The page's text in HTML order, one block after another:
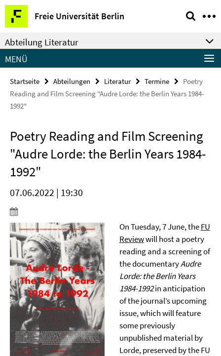
Springe
direkt
zu
Inhalt
Freie Universität Berlin
Service-
Navigation
Abteilung Literatur
MENÜ
Startseite Abteilungen Literatur Termine
Poetry
Reading and Film Screening "Audre Lorde: the Berlin Years 1984-
1992"
Poetry Reading and Film Screening
"Audre Lorde: the Berlin Years 1984-
1992"
07.06.2022 | 19:30
On Tuesday, 7 June, theFU
Reviewwill host a poetry
reading and a screening of
the documentaryAudre
Lorde: the Berlin Years
1984-1992in anticipation
of the journal’s upcoming
issue, which will feature
some previously
unpublished material by
Lorde, preserved by the FU